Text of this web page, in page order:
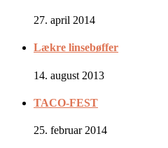
27. april 2014
Lækre linsebøffer
14. august 2013
TACO-FEST
25. februar 2014